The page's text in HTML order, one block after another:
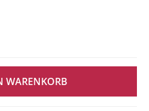
WARENKORB